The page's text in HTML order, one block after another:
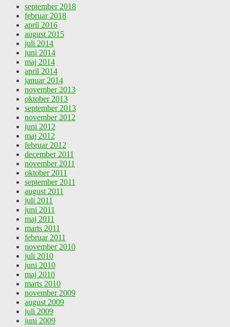
september 2018
februar 2018
april 2016
august 2015
juli 2014
juni 2014
maj 2014
april 2014
januar 2014
november 2013
oktober 2013
september 2013
november 2012
juni 2012
maj 2012
februar 2012
december 2011
november 2011
oktober 2011
september 2011
august 2011
juli 2011
juni 2011
maj 2011
marts 2011
februar 2011
november 2010
juli 2010
juni 2010
maj 2010
marts 2010
november 2009
august 2009
juli 2009
juni 2009